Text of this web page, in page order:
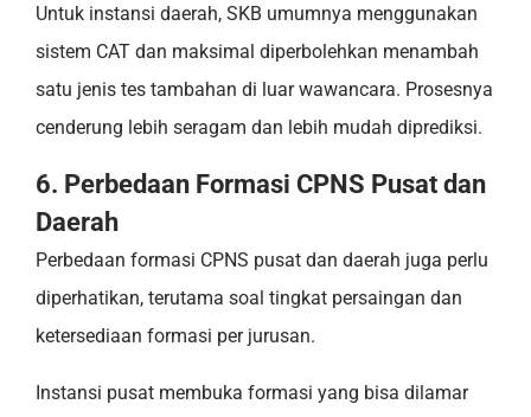
Untuk instansi daerah, SKB umumnya menggunakan
sistem CAT dan maksimal diperbolehkan menambah
satu jenis tes tambahan di luar wawancara. Prosesnya
cenderung lebih seragam dan lebih mudah diprediksi.
6. Perbedaan Formasi CPNS Pusat dan
Daerah
Perbedaan formasi CPNS pusat dan daerah juga perlu
diperhatikan, terutama soal tingkat persaingan dan
ketersediaan formasi per jurusan.
Instansi pusat membuka formasi yang bisa dilamar